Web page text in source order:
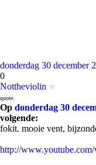
donderdag 30 december
0
Nottheviolin
quote:
Op donderdag 30
volgende:
fokit. mooie vent,
http://